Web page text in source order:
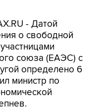
- Датой
о свободной
союза (ЕАЭС) с
определено 6
министр по